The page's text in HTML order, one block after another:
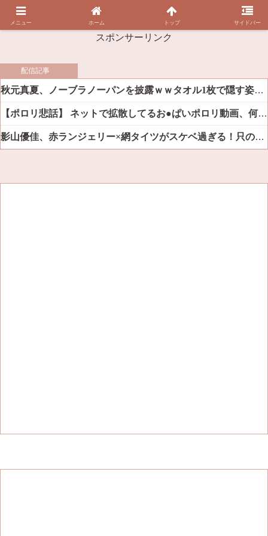
スポンサーリンク
配信記事
秋元真夏、ノーブラノーパンを披露ｗｗタオル1枚で隠す姿がほぼA●女優・・
【ポロリ悲話】 ネットで拡散してるお●ぱいポロリ動画、何故か叩かれる・・・
影山優佳、赤ランジェリー×網タイツがスケベ過ぎる！只の痴女だろ・・・
メニュー ホーム トップ サイドバー